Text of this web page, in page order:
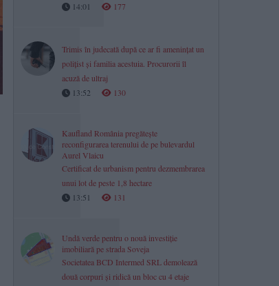
14:01
177
Trimis în judecată după ce ar fi amenințat un
polițist și familia acestuia. Procurorii îl
acuză de ultraj
13:52
130
Kaufland România pregătește
reconfigurarea terenului de pe bulevardul
Aurel Vlaicu
Certificat de urbanism pentru dezmembrarea
unui lot de peste 1,8 hectare
13:51
131
Undă verde pentru o nouă investiție
imobiliară pe strada Soveja
Societatea BCD Intermed SRL demolează
două corpuri și ridică un bloc cu 4 etaje